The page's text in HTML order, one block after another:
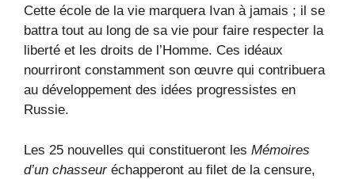
Cette école de la vie marquera Ivan à jamais ; il se
battra tout au long de sa vie pour faire respecter la
liberté et les droits de l’Homme. Ces idéaux
nourriront constamment son œuvre qui contribuera
au développement des idées progressistes en
Russie.
Les 25 nouvelles qui constitueront les Mémoires
d’un chasseuréchapperont au filet de la censure,